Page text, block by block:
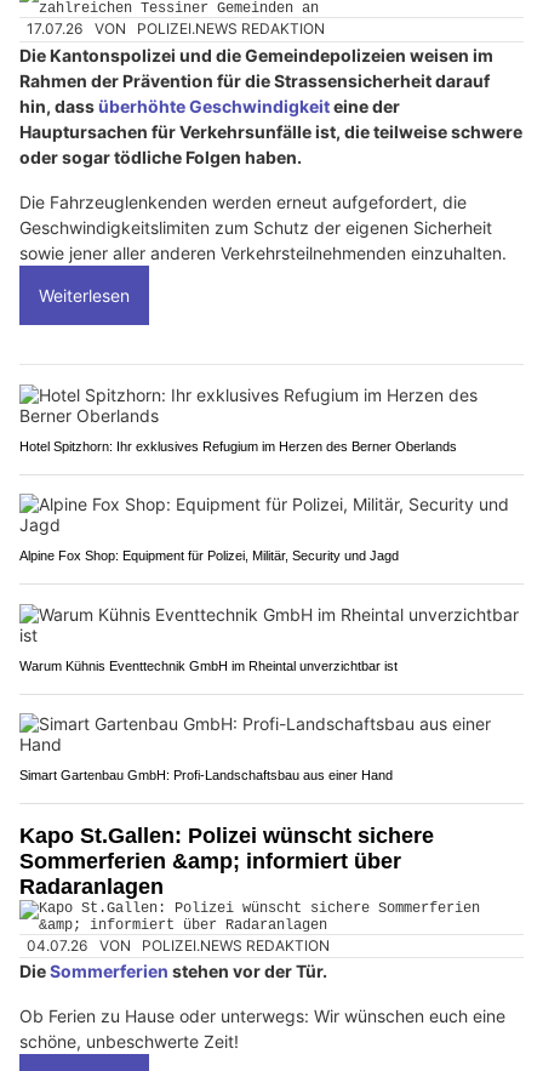
17.07.26 VON POLIZEI.NEWS REDAKTION
Die Kantonspolizei und die Gemeindepolizeien weisen im
Rahmen der Prävention für die Strassensicherheit darauf
hin, dassüberhöhte Geschwindigkeiteine der
Hauptursachen für Verkehrsunfälle ist, die teilweise schwere
oder sogar tödliche Folgen haben.
Die Fahrzeuglenkenden werden erneut aufgefordert, die
Geschwindigkeitslimiten zum Schutz der eigenen Sicherheit
sowie jener aller anderen Verkehrsteilnehmenden einzuhalten.
Weiterlesen
Hotel Spitzhorn: Ihr exklusives Refugium im Herzen des Berner Oberlands
Alpine Fox Shop: Equipment für Polizei, Militär, Security und Jagd
Warum Kühnis Eventtechnik GmbH im Rheintal unverzichtbar ist
Simart Gartenbau GmbH: Profi-Landschaftsbau aus einer Hand
Kapo St.Gallen: Polizei wünscht sichere
Sommerferien &amp; informiert über
Radaranlagen
04.07.26 VON POLIZEI.NEWS REDAKTION
DieSommerferien stehen vor der Tür.
Ob Ferien zu Hause oder unterwegs: Wir wünschen euch eine
schöne, unbeschwerte Zeit!